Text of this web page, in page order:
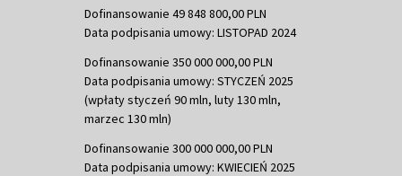
Dofinansowanie 49 848 800,00 PLN
Data podpisania umowy: LISTOPAD 2024
Dofinansowanie 350 000 000,00 PLN
Data podpisania umowy: STYCZEŃ 2025
(wpłaty styczeń 90 mln, luty 130 mln,
marzec 130 mln)
Dofinansowanie 300 000 000,00 PLN
Data podpisania umowy: KWIECIEŃ 2025